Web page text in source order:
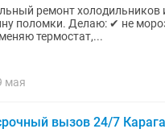
ремонт
поломки. Делаю: ✔ не
термостат,...
мая
вызов 24/7